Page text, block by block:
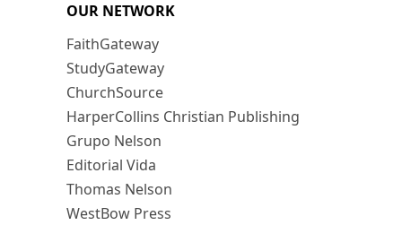
OUR NETWORK
FaithGateway
StudyGateway
ChurchSource
HarperCollins Christian Publishing
Grupo Nelson
Editorial Vida
Thomas Nelson
WestBow Press